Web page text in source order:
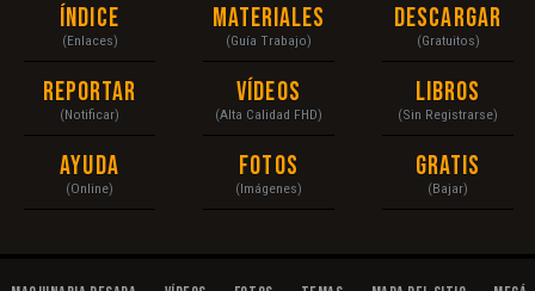
Índice
(Enlaces)
Reportar
(Notificar)
Ayuda
(Online)
Materiales
(Guía Trabajo)
Vídeos
(Alta Calidad FHD)
Fotos
(Imágenes)
Descargar
(Gratuitos)
Libros
(Sin Registrarse)
Gratis
(Bajar)